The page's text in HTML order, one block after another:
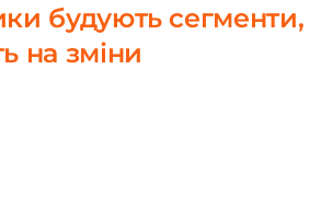
будують сегменти,
на зміни